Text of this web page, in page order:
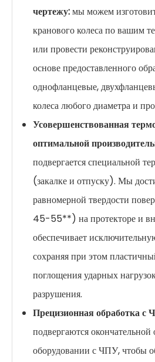
чертежу:мы можем
кранового колеса по вашим
или провести
основе предоставленного
однофланцевые,
колеса любого диаметра и
Усовершенствованная
оптимальной
подвергается специальной
(закалке и отпуску). Мы
равномерной твердости
45-55**) на протекторе и
обеспечивает
сохраняя при этом
поглощения ударных
разрушения.
Прецизионная обработка с
подвергаются окончательной
оборудовании с ЧПУ, чтобы